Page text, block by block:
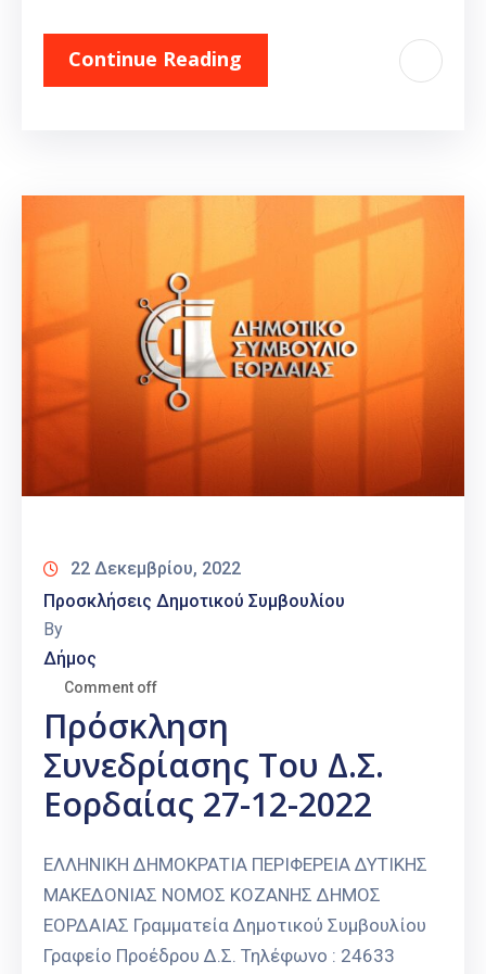
Continue Reading
22 Δεκεμβρίου, 2022
Προσκλήσεις Δημοτικού Συμβουλίου
By
Δήμος
Comment off
Πρόσκληση
Συνεδρίασης Του Δ.Σ.
Εορδαίας 27-12-2022
ΕΛΛΗΝΙΚΗ ΔΗΜΟΚΡΑΤΙΑ ΠΕΡΙΦΕΡΕΙΑ ΔΥΤΙΚΗΣ
ΜΑΚΕΔΟΝΙΑΣ ΝΟΜΟΣ ΚΟΖΑΝΗΣ ΔΗΜΟΣ
ΕΟΡΔΑΙΑΣ Γραμματεία Δημοτικού Συμβουλίου
Γραφείο Προέδρου Δ.Σ. Τηλέφωνο : 24633